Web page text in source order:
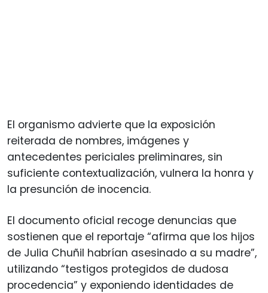
El organismo advierte que la exposición
reiterada de nombres, imágenes y
antecedentes periciales preliminares, sin
suficiente contextualización, vulnera la honra y
la presunción de inocencia.
El documento oficial recoge denuncias que
sostienen que el reportaje “afirma que los hijos
de Julia Chuñil habrían asesinado a su madre”,
utilizando “testigos protegidos de dudosa
procedencia” y exponiendo identidades de